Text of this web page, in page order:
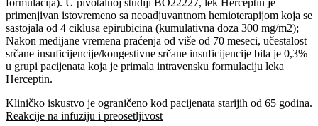
primenjivan istovremeno sa neoadjuvantnom hemioterapijom koja se
sastojala od 4 ciklusa epirubicina (kumulativna doza 300 mg/m2);
Nakon medijane vremena praćenja od više od 70 meseci, učestalost
srčane insuficijencije/kongestivne srčane insuficijencije bila je 0,3%
u grupi pacijenata koja je primala intravensku formulaciju leka
Herceptin.
Kliničko iskustvo je ograničeno kod pacijenata starijih od 65 godina.
Reakcije na infuziju i preosetljivost